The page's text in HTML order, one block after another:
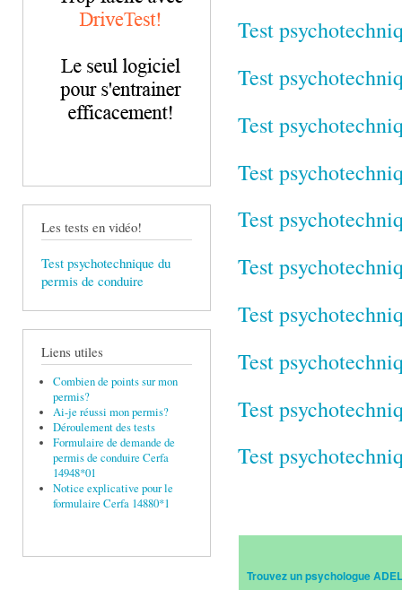
Les tests en vidéo!
Test psychotechnique du
permis de conduire
Liens utiles
Combien de points sur mon
permis?
Ai-je réussi mon permis?
Déroulement des tests
Formulaire de demande de
permis de conduire Cerfa
14948*01
Notice explicative pour le
formulaire Cerfa 14880*1
Test
Test
Test
Test
Test
Test
Test
Test
Test
Test
Trouvez un psychologue